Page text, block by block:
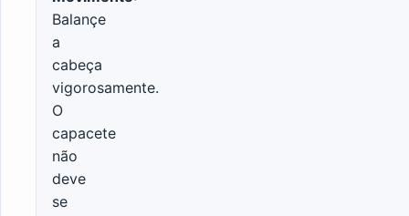
Balançe
a
cabeça
vigorosamente.
O
capacete
não
deve
se